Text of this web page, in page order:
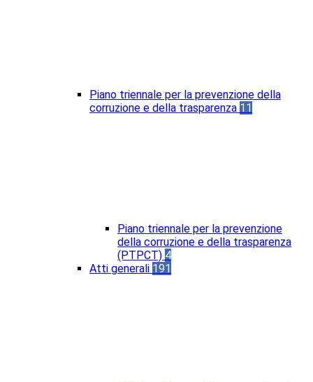
Piano triennale per la prevenzione della
corruzione e della trasparenza 11
Piano triennale per la prevenzione
della corruzione e della trasparenza
(PTPCT) 4
Atti generali 191